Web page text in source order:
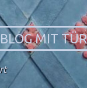
MIT